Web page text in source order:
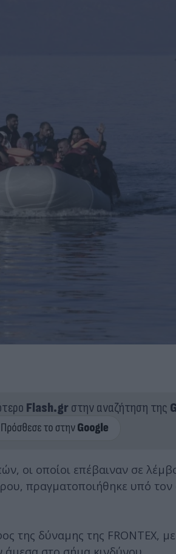
Flash.grστην αναζήτηση της
οι οποίοι επέβαιναν σε
πραγματοποιήθηκε υπό
της δύναμης της FRONTEX,